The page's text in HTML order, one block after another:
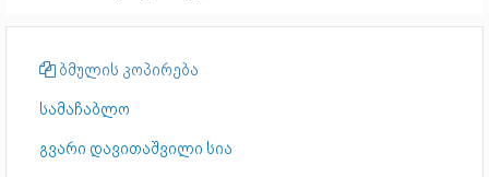
ბმულის კოპირება
სამაჩაბლო
გვარი დავითაშვილი სია